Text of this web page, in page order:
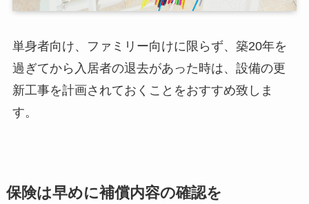
単身者向け、ファミリー向けに限らず、築20年を
過ぎてから入居者の退去があった時は、設備の更
新工事を計画されておくことをおすすめ致しま
す。
保険は早めに補償内容の確認を